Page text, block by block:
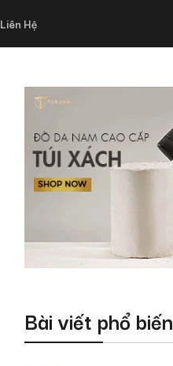
Liên Hệ
Bài viết phổ biến